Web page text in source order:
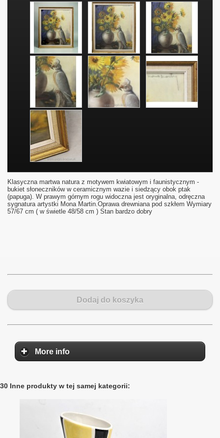
Klasyczna martwa natura z motywem kwiatowym i faunistycznym -
bukiet słoneczników w ceramicznym wazie i siedzący obok ptak
(papuga). W prawym górnym rogu widoczna jest oryginalna, odręczna
sygnatura artystki Mona Martin.Oprawa drewniana pod szkłem Wymiary
57/67 cm ( w świetle 48/58 cm ) Stan bardzo dobry
Dodaj do koszyka
More info
30 Inne produkty w tej samej kategorii: